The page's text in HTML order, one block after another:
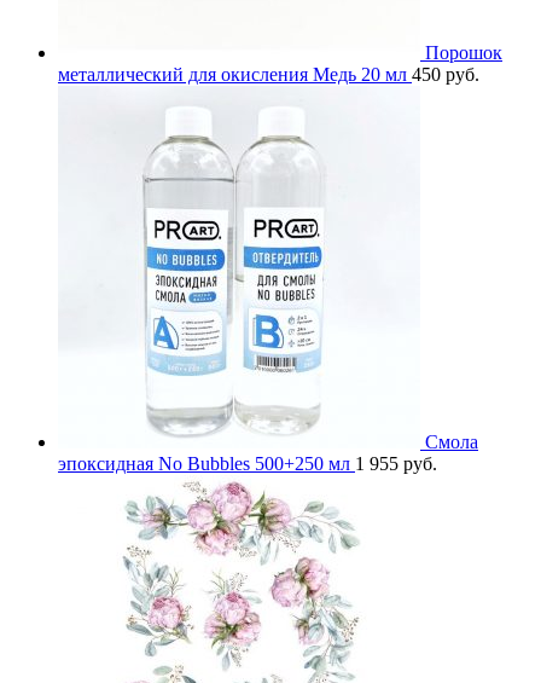
Порошок
металлический для окисления Медь 20 мл 450 руб.
Смола
эпоксидная No Bubbles 500+250 мл 1 955 руб.